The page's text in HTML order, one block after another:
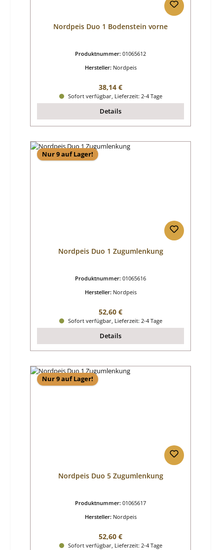
Nordpeis Duo 1 Bodenstein vorne
Produktnummer: 01065612
Hersteller: Nordpeis
Regulärer Preis:
38,14 €
Sofort verfügbar, Lieferzeit: 2-4 Tage
Details
Nur 9 auf Lager!
Nordpeis Duo 1 Zugumlenkung
Produktnummer: 01065616
Hersteller: Nordpeis
Regulärer Preis:
52,60 €
Sofort verfügbar, Lieferzeit: 2-4 Tage
Details
Nur 9 auf Lager!
Nordpeis Duo 5 Zugumlenkung
Produktnummer: 01065617
Hersteller: Nordpeis
Regulärer Preis:
52,60 €
Sofort verfügbar, Lieferzeit: 2-4 Tage